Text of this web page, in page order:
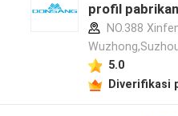
profil pabrikan
NO.388
5.0
Diverifikasi